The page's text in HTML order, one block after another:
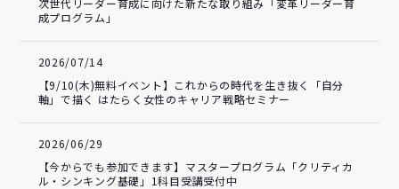
次世代リーダー育成に向けた新たな取り組み「変革リーダー育
成プログラム」
2026/07/14
【9/10(木)無料イベント】これからの時代を生き抜く「自分
軸」で描く はたらく女性のキャリア戦略セミナー
2026/06/29
【今からでも参加できます】マスタープログラム「クリティカ
ル・シンキング基礎」1科目受講受付中